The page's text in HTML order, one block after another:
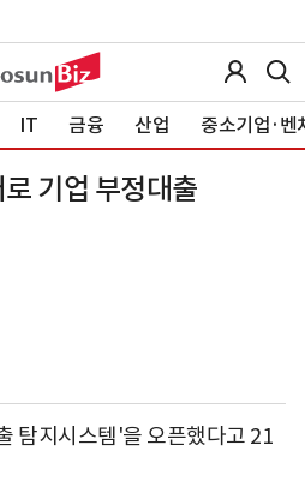
IT 금융 산업 중소기업·벤
기업 부정대출
탐지시스템'을 오픈했다고 21